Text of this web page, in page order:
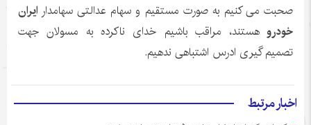
صحبت می کنیم به صورت مستقیم و سهام عدالتی سهامدار ایران
خودرو هستند، مراقب باشیم خدای ناکرده به مسولان جهت
تصمیم گیری ادرس اشتباهی ندهیم.
اخبار مرتبط